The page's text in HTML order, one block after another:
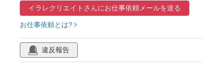
イラレクリエイトさんにお仕事依頼メールを送る
お仕事依頼とは?
違反報告